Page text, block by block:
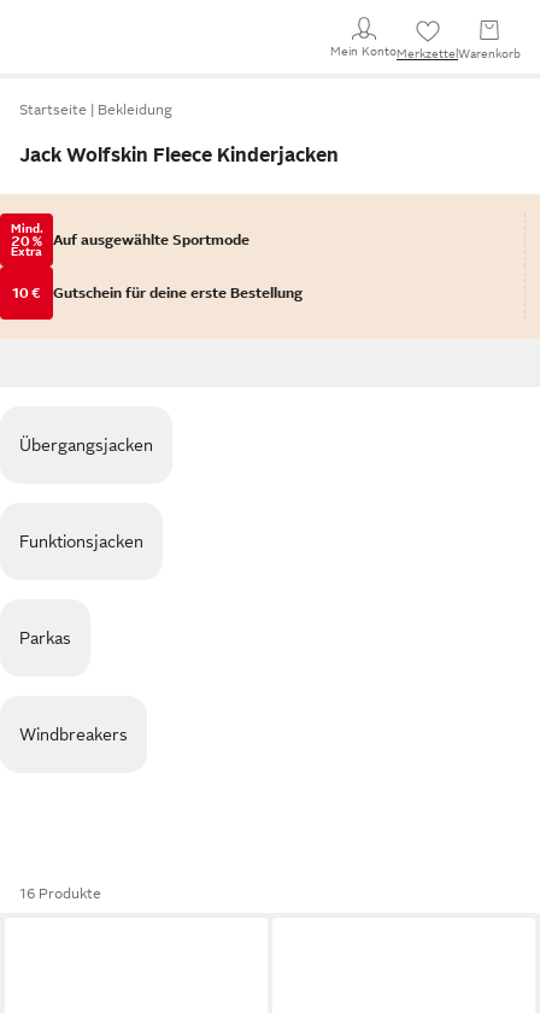
Mein KontoMerkzettel Warenkorb
Startseite Bekleidung
Jack Wolfskin Fleece Kinderjacken
Mind.
20 %
Extra
Auf ausgewählte Sportmode
10 € Gutschein für deine erste Bestellung
Übergangsjacken
Funktionsjacken
Parkas
Windbreakers
16 Produkte